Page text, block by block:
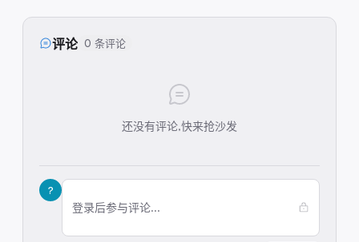
评论 0 条评论
还没有评论,快来抢沙发
?
登录后参与评论...